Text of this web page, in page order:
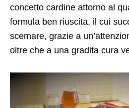
concetto cardine attorno al
formula ben riuscita, il cui
scemare, grazie a
oltre che a una gradita cura